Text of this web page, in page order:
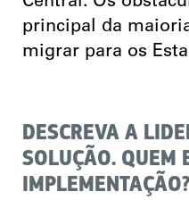
principal da
migrar para os
DESCREVA A
SOLUÇÃO. QUEM